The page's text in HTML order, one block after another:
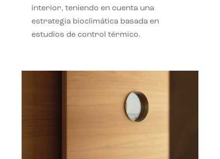
interior, teniendo en cuenta una
estrategia bioclimática basada en
estudios de control térmico.